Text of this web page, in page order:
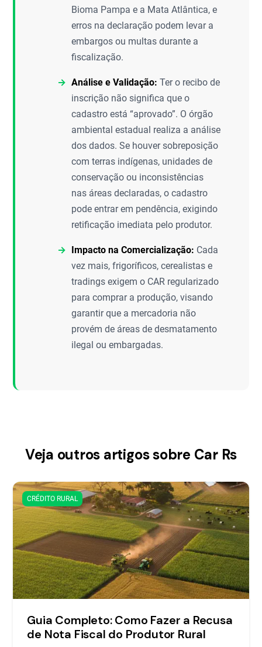
Bioma Pampa e a Mata Atlântica, e
erros na declaração podem levar a
embargos ou multas durante a
fiscalização.
Análise e Validação: Ter o recibo de
inscrição não significa que o
cadastro está “aprovado”. O órgão
ambiental estadual realiza a análise
dos dados. Se houver sobreposição
com terras indígenas, unidades de
conservação ou inconsistências
nas áreas declaradas, o cadastro
pode entrar em pendência, exigindo
retificação imediata pelo produtor.
Impacto na Comercialização: Cada
vez mais, frigoríficos, cerealistas e
tradings exigem o CAR regularizado
para comprar a produção, visando
garantir que a mercadoria não
provém de áreas de desmatamento
ilegal ou embargadas.
Veja outros artigos sobre Car Rs
CRÉDITO RURAL
Guia Completo: Como Fazer a Recusa
de Nota Fiscal do Produtor Rural